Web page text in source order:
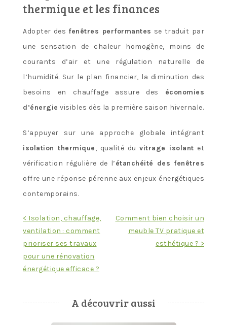
thermique et les finances
Adopter des fenêtres performantes se traduit par
une sensation de chaleur homogène, moins de
courants d’air et une régulation naturelle de
l’humidité. Sur le plan financier, la diminution des
besoins en chauffage assure des économies
d’énergie visibles dès la première saison hivernale.
S’appuyer sur une approche globale intégrant
isolation thermique, qualité du vitrage isolant et
vérification régulière de l’étanchéité des fenêtres
offre une réponse pérenne aux enjeux énergétiques
contemporains.
Navigation
l’article
< Isolation, chauffage,
ventilation : comment
prioriser ses travaux
pour une rénovation
énergétique efficace ?
Comment bien choisir un
meuble TV pratique et
esthétique ? >
A découvrir aussi